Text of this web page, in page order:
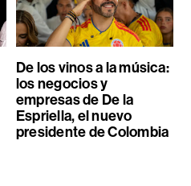
De los vinos a la música:
los negocios y
empresas de De la
Espriella, el nuevo
presidente de Colombia